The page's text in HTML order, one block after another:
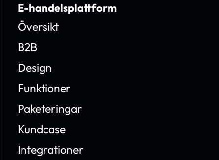
E-handelsplattform
Översikt
B2B
Design
Funktioner
Paketeringar
Kundcase
Integrationer